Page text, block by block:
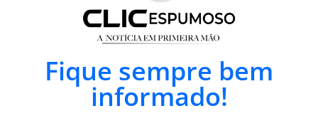
Fique sempre bem
informado!